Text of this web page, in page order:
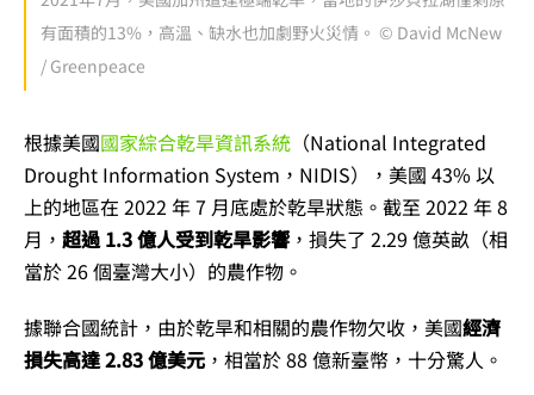
有面積的13%，高溫、缺水也加劇野火災情。 © David McNew
/ Greenpeace
根據美國國家綜合乾旱資訊系統 （National Integrated
Drought Information System，NIDIS），美國 43% 以
上的地區在 2022 年 7 月底處於乾旱狀態。截至 2022 年 8
月， 超過 1.3 億人受到乾旱影響 ，損失了 2.29 億英畝（相
當於 26 個臺灣大小）的農作物。
據聯合國統計，由於乾旱和相關的農作物欠收，美國經濟
損失高達 2.83 億美元 ，相當於 88 億新臺幣，十分驚人。